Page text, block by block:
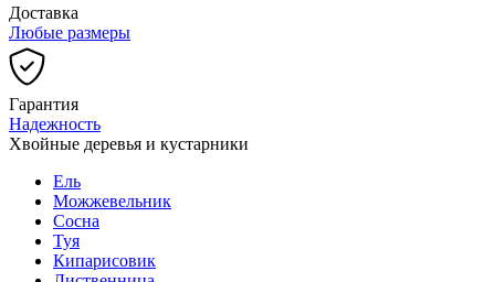
Доставка
Любые размеры
Гарантия
Надежность
Хвойные деревья и кустарники
Ель
Можжевельник
Сосна
Туя
Кипарисовик